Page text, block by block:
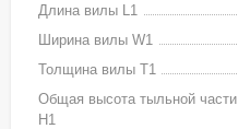
Длина вилы L1
Ширина вилы W1
Толщина вилы T1
Общая высота тыльной части
H1